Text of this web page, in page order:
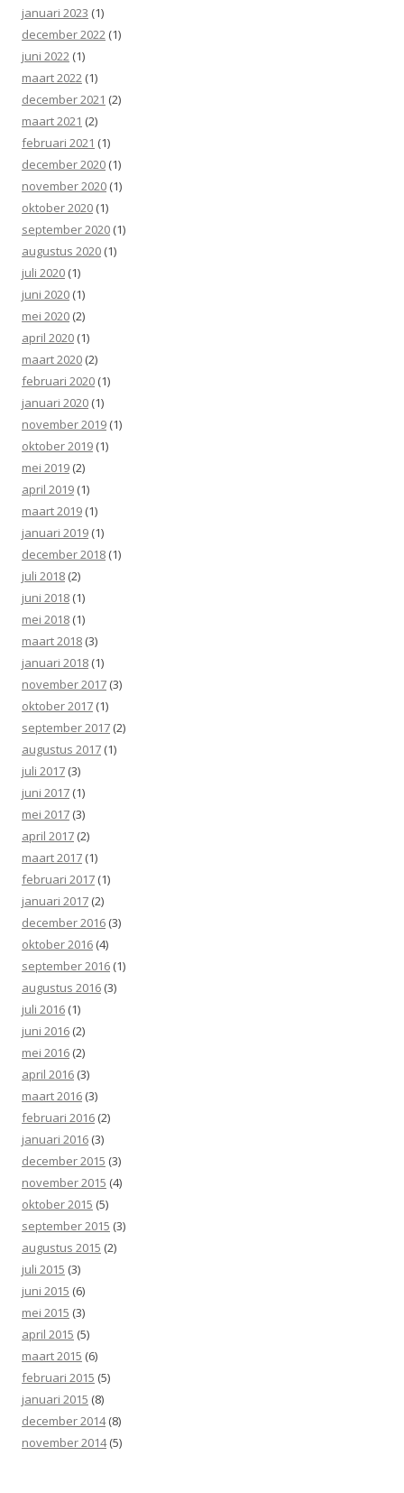
januari 2023 (1)
december 2022 (1)
juni 2022 (1)
maart 2022 (1)
december 2021 (2)
maart 2021 (2)
februari 2021 (1)
december 2020 (1)
november 2020 (1)
oktober 2020 (1)
september 2020 (1)
augustus 2020 (1)
juli 2020 (1)
juni 2020 (1)
mei 2020 (2)
april 2020 (1)
maart 2020 (2)
februari 2020 (1)
januari 2020 (1)
november 2019 (1)
oktober 2019 (1)
mei 2019 (2)
april 2019 (1)
maart 2019 (1)
januari 2019 (1)
december 2018 (1)
juli 2018 (2)
juni 2018 (1)
mei 2018 (1)
maart 2018 (3)
januari 2018 (1)
november 2017 (3)
oktober 2017 (1)
september 2017 (2)
augustus 2017 (1)
juli 2017 (3)
juni 2017 (1)
mei 2017 (3)
april 2017 (2)
maart 2017 (1)
februari 2017 (1)
januari 2017 (2)
december 2016 (3)
oktober 2016 (4)
september 2016 (1)
augustus 2016 (3)
juli 2016 (1)
juni 2016 (2)
mei 2016 (2)
april 2016 (3)
maart 2016 (3)
februari 2016 (2)
januari 2016 (3)
december 2015 (3)
november 2015 (4)
oktober 2015 (5)
september 2015 (3)
augustus 2015 (2)
juli 2015 (3)
juni 2015 (6)
mei 2015 (3)
april 2015 (5)
maart 2015 (6)
februari 2015 (5)
januari 2015 (8)
december 2014(8)
november 2014(5)